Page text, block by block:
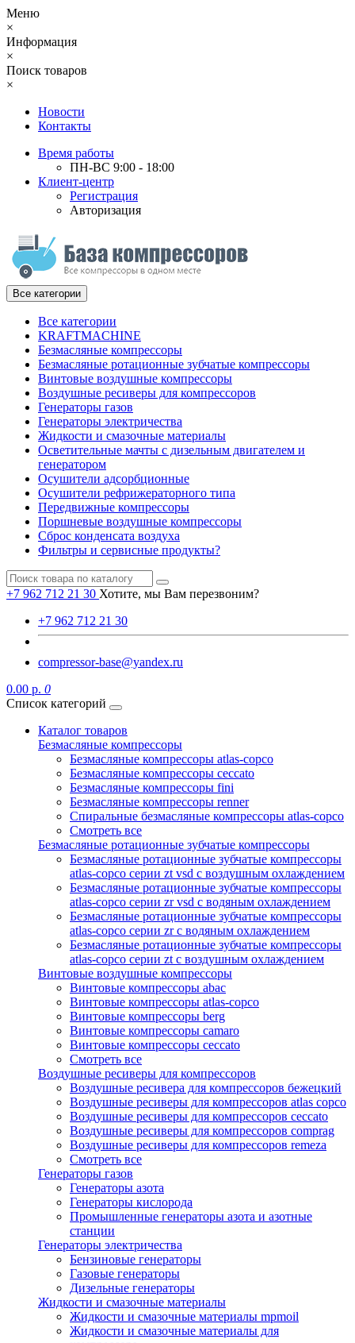
Меню
×
Информация
×
Поиск товаров
×
Новости
Контакты
Время работы
ПН-ВС 9:00 - 18:00
Клиент-центр
Регистрация
Авторизация
Все категории
Все категории
KRAFTMACHINE
Безмасляные компрессоры
Безмасляные ротационные зубчатые компрессоры
Винтовые воздушные компрессоры
Воздушные ресиверы для компрессоров
Генераторы газов
Генераторы электричества
Жидкости и смазочные материалы
Осветительные мачты с дизельным двигателем и
генератором
Осушители адсорбционные
Осушители рефрижераторного типа
Передвижные компрессоры
Поршневые воздушные компрессоры
Сброс конденсата воздуха
Фильтры и сервисные продукты?
+7 962 712 21 30 Хотите, мы Вам перезвоним?
+7 962 712 21 30
compressor-base@yandex.ru
0.00 р. 0
Список категорий
Каталог товаров
Безмасляные компрессоры
Безмасляные компрессоры atlas-copco
Безмасляные компрессоры ceccato
Безмасляные компрессоры fini
Безмасляные компрессоры renner
Спиральные безмасляные компрессоры atlas-copco
Смотреть все
Безмасляные ротационные зубчатые компрессоры
Безмасляные ротационные зубчатые компрессоры
atlas-copco серии zt vsd с воздушным охлаждением
Безмасляные ротационные зубчатые компрессоры
atlas-copco серии zr vsd с водяным охлаждением
Безмасляные ротационные зубчатые компрессоры
atlas-copco серии zr с водяным охлаждением
Безмасляные ротационные зубчатые компрессоры
atlas-copco серии zt с воздушным охлаждением
Винтовые воздушные компрессоры
Винтовые компрессоры abac
Винтовые компрессоры atlas-copco
Винтовые компрессоры berg
Винтовые компрессоры camaro
Винтовые компрессоры ceccato
Смотреть все
Воздушные ресиверы для компрессоров
Воздушные ресивера для компрессоров бежецкий
Воздушные ресиверы для компрессоров atlas copco
Воздушные ресиверы для компрессоров ceccato
Воздушные ресиверы для компрессоров comprag
Воздушные ресиверы для компрессоров remeza
Смотреть все
Генераторы газов
Генераторы азота
Генераторы кислорода
Промышленные генераторы азота и азотные
станции
Генераторы электричества
Бензиновые генераторы
Газовые генераторы
Дизельные генераторы
Жидкости и смазочные материалы
Жидкости и смазочные материалы mpmoil
Жидкости и смазочные материалы для